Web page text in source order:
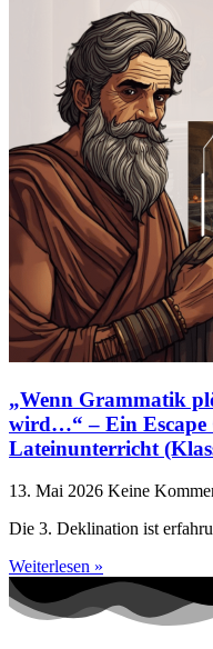
„Wenn Grammatik
wird…“ – Ein Escape
Lateinunterricht
13. Mai 2026 Keine
Die 3. Deklination ist
Weiterlesen »